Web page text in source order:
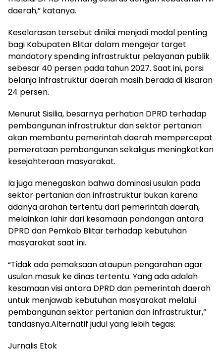
daerah,” katanya.
Keselarasan tersebut dinilai menjadi modal penting
bagi Kabupaten Blitar dalam mengejar target
mandatory spending infrastruktur pelayanan publik
sebesar 40 persen pada tahun 2027. Saat ini, porsi
belanja infrastruktur daerah masih berada di kisaran
24 persen.
Menurut Sisilia, besarnya perhatian DPRD terhadap
pembangunan infrastruktur dan sektor pertanian
akan membantu pemerintah daerah mempercepat
pemerataan pembangunan sekaligus meningkatkan
kesejahteraan masyarakat.
Ia juga menegaskan bahwa dominasi usulan pada
sektor pertanian dan infrastruktur bukan karena
adanya arahan tertentu dari pemerintah daerah,
melainkan lahir dari kesamaan pandangan antara
DPRD dan Pemkab Blitar terhadap kebutuhan
masyarakat saat ini.
“Tidak ada pemaksaan ataupun pengarahan agar
usulan masuk ke dinas tertentu. Yang ada adalah
kesamaan visi antara DPRD dan pemerintah daerah
untuk menjawab kebutuhan masyarakat melalui
pembangunan sektor pertanian dan infrastruktur,”
tandasnya.Alternatif judul yang lebih tegas:
Jurnalis Etok